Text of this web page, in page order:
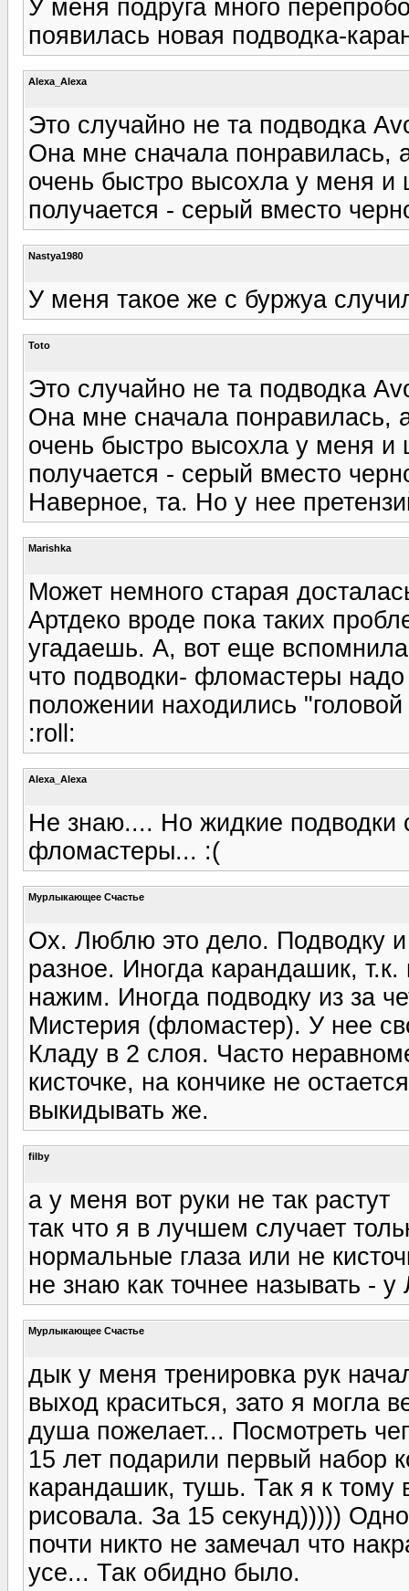
У меня подруга много
появилась новая подводка-
Alexa_Alexa
Это случайно не та подводка
Она мне сначала понравилась,
очень быстро высохла у меня
получается - серый вместо
Nastya1980
У меня такое же с буржуа
Toto
Это случайно не та подводка
Она мне сначала понравилась,
очень быстро высохла у меня
получается - серый вместо
Наверное, та. Но у нее
Marishka
Может немного старая
Артдеко вроде пока таких
угадаешь. А, вот еще
что подводки- фломастеры
положении находились
:roll:
Alexa_Alexa
Не знаю.... Но жидкие подводки
фломастеры... :(
Мурлыкающее Счастье
Ох. Люблю это дело. Подводку
разное. Иногда карандашик,
нажим. Иногда подводку из за
Мистерия (фломастер). У нее
Кладу в 2 слоя. Часто
кисточке, на кончике не
выкидывать же.
filby
а у меня вот руки не так растут
так что я в лучшем случает
нормальные глаза или не
не знаю как точнее называть -
Мурлыкающее Счастье
дык у меня тренировка рук
выход краситься, зато я могла
душа пожелает... Посмотреть
15 лет подарили первый набор
карандашик, тушь. Так я к
рисовала. За 15 секунд)))))
почти никто не замечал что
усе... Так обидно было.